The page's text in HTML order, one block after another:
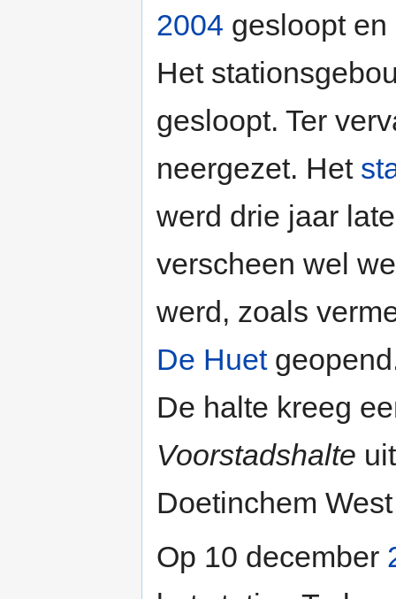
2004 gesloopt
Het
gesloopt. Ter
neergezet. Het
werd drie jaar
verscheen wel
werd, zoals
De Huet
De halte kreeg
Voorstadshalte
Doetinchem
Op 10 december